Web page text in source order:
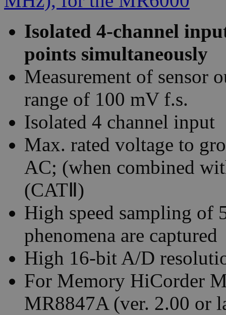
Isolated 4-channel
points simultaneously
Measurement of sensor
range of 100 mV f.s.
Isolated 4 channel input
Max. rated voltage to
AC; (when combined
(CATⅡ)
High speed sampling of
phenomena are captured
High 16-bit A/D
For Memory HiCorder
MR8847A (ver. 2.00 or